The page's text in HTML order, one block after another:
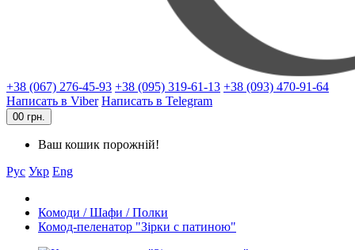
+38 (067) 276-45-93 +38 (095) 319-61-13 +38 (093) 470-91-64
Написать в Viber Написать в Telegram
00 грн.
Ваш кошик порожній!
Рус Укр Eng
Комоди / Шафи / Полки
Комод-пеленатор "Зірки с патиною"